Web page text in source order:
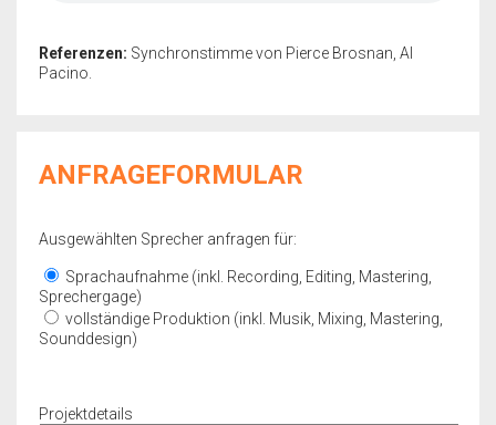
Referenzen: Synchronstimme von Pierce Brosnan, Al
Pacino.
ANFRAGEFORMULAR
Ausgewählten Sprecher anfragen für:
Sprachaufnahme (inkl. Recording, Editing, Mastering,
Sprechergage)
vollständige Produktion (inkl. Musik, Mixing, Mastering,
Sounddesign)
Projektdetails